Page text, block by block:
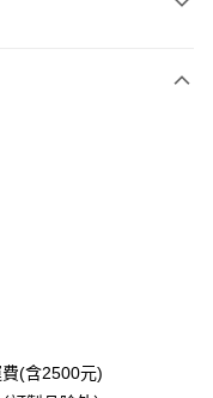
(含2500元)